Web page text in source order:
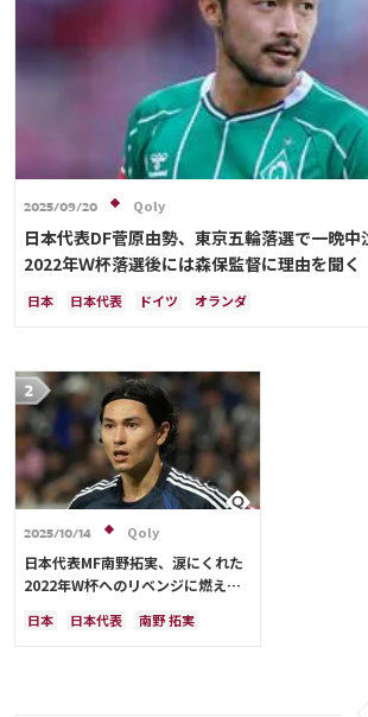
2025/09/20 Qoly
日本代表DF菅原由勢、東京五輪落選で一晩
2022年Ｗ杯落選後には森保監督に理由を聞く
難しかった」
日本 日本代表 ドイツ オランダ
2025/10/14 Qoly
日本代表MF南野拓実、涙にくれた
2022年W杯へのリベンジに燃える
ー人生をかけた戦い」
日本 日本代表
南野 拓実